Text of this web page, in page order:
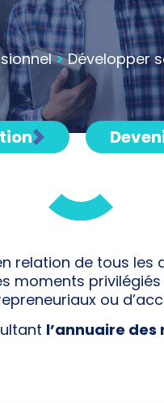
>Développer
de tous les
moments
ou
l’annuaire